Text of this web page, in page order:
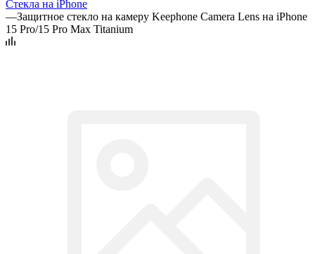
Стекла на iPhone
—Защитное стекло на камеру Keephone Camera Lens на iPhone
15 Pro/15 Pro Max Titanium